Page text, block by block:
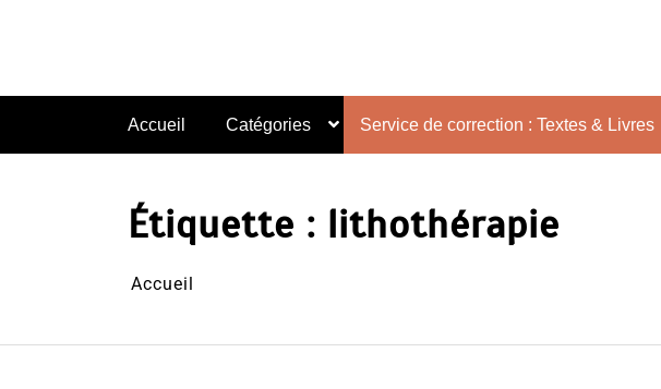
Accueil Catégories Service de correction : Textes & Livres
Étiquette : lithothérapie
Accueil